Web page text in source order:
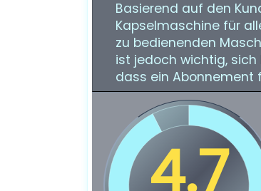
Basierend auf den
Kapselmaschine für
zu bedienenden
ist jedoch wichtig,
dass ein Abonnement